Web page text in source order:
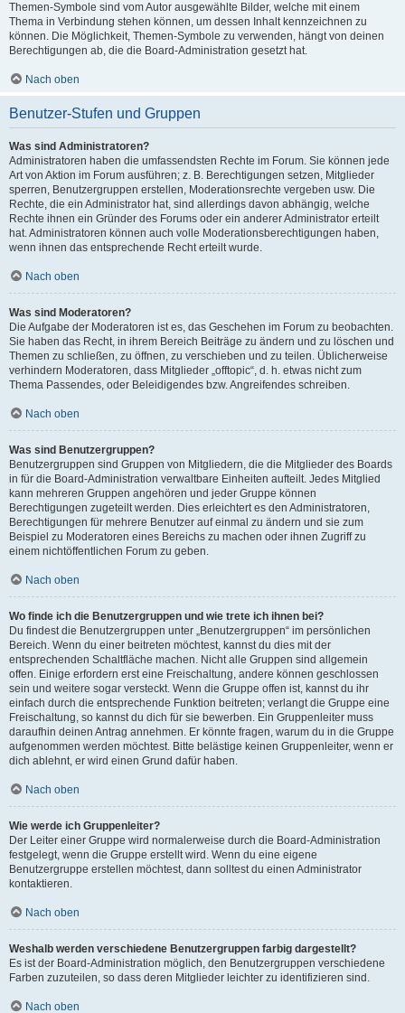
Themen-Symbole sind vom Autor ausgewählte Bilder, welche mit einem
Thema in Verbindung stehen können, um dessen Inhalt kennzeichnen zu
können. Die Möglichkeit, Themen-Symbole zu verwenden, hängt von deinen
Berechtigungen ab, die die Board-Administration gesetzt hat.
Nach oben
Benutzer-Stufen und Gruppen
Was sind Administratoren?
Administratoren haben die umfassendsten Rechte im Forum. Sie können jede
Art von Aktion im Forum ausführen; z. B. Berechtigungen setzen, Mitglieder
sperren, Benutzergruppen erstellen, Moderationsrechte vergeben usw. Die
Rechte, die ein Administrator hat, sind allerdings davon abhängig, welche
Rechte ihnen ein Gründer des Forums oder ein anderer Administrator erteilt
hat. Administratoren können auch volle Moderationsberechtigungen haben,
wenn ihnen das entsprechende Recht erteilt wurde.
Nach oben
Was sind Moderatoren?
Die Aufgabe der Moderatoren ist es, das Geschehen im Forum zu beobachten.
Sie haben das Recht, in ihrem Bereich Beiträge zu ändern und zu löschen und
Themen zu schließen, zu öffnen, zu verschieben und zu teilen. Üblicherweise
verhindern Moderatoren, dass Mitglieder „offtopic“, d. h. etwas nicht zum
Thema Passendes, oder Beleidigendes bzw. Angreifendes schreiben.
Nach oben
Was sind Benutzergruppen?
Benutzergruppen sind Gruppen von Mitgliedern, die die Mitglieder des Boards
in für die Board-Administration verwaltbare Einheiten aufteilt. Jedes Mitglied
kann mehreren Gruppen angehören und jeder Gruppe können
Berechtigungen zugeteilt werden. Dies erleichtert es den Administratoren,
Berechtigungen für mehrere Benutzer auf einmal zu ändern und sie zum
Beispiel zu Moderatoren eines Bereichs zu machen oder ihnen Zugriff zu
einem nichtöffentlichen Forum zu geben.
Nach oben
Wo finde ich die Benutzergruppen und wie trete ich ihnen bei?
Du findest die Benutzergruppen unter „Benutzergruppen“ im persönlichen
Bereich. Wenn du einer beitreten möchtest, kannst du dies mit der
entsprechenden Schaltfläche machen. Nicht alle Gruppen sind allgemein
offen. Einige erfordern erst eine Freischaltung, andere können geschlossen
sein und weitere sogar versteckt. Wenn die Gruppe offen ist, kannst du ihr
einfach durch die entsprechende Funktion beitreten; verlangt die Gruppe eine
Freischaltung, so kannst du dich für sie bewerben. Ein Gruppenleiter muss
daraufhin deinen Antrag annehmen. Er könnte fragen, warum du in die Gruppe
aufgenommen werden möchtest. Bitte belästige keinen Gruppenleiter, wenn er
dich ablehnt, er wird einen Grund dafür haben.
Nach oben
Wie werde ich Gruppenleiter?
Der Leiter einer Gruppe wird normalerweise durch die Board-Administration
festgelegt, wenn die Gruppe erstellt wird. Wenn du eine eigene
Benutzergruppe erstellen möchtest, dann solltest du einen Administrator
kontaktieren.
Nach oben
Weshalb werden verschiedene Benutzergruppen farbig dargestellt?
Es ist der Board-Administration möglich, den Benutzergruppen verschiedene
Farben zuzuteilen, so dass deren Mitglieder leichter zu identifizieren sind.
Nach oben